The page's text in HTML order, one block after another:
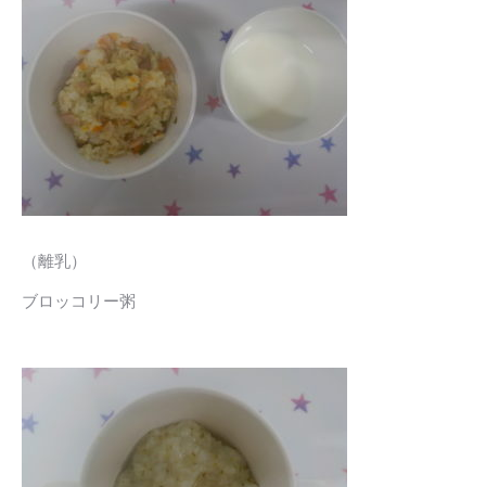
（離乳）
ブロッコリー粥